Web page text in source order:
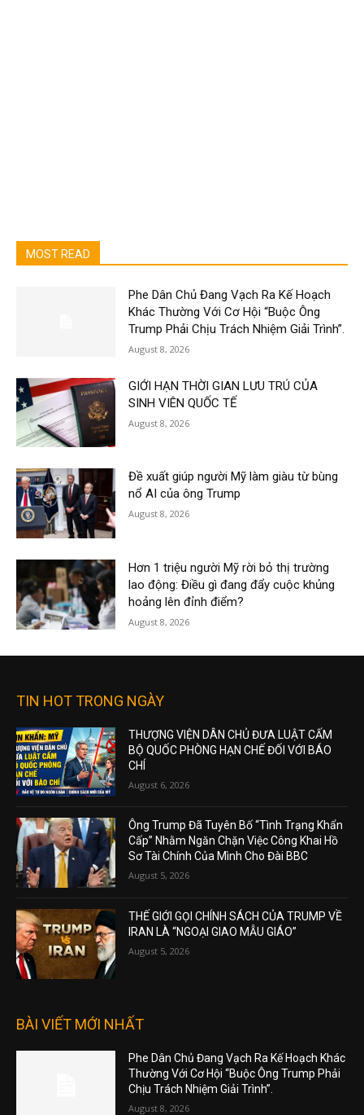
MOST READ
Phe Dân Chủ Đang Vạch Ra Kế Hoạch
Khác Thường Với Cơ Hội “Buộc Ông
Trump Phải Chịu Trách Nhiệm Giải Trình”.
August 8, 2026
GIỚI HẠN THỜI GIAN LƯU TRÚ CỦA
SINH VIÊN QUỐC TẾ
August 8, 2026
Đề xuất giúp người Mỹ làm giàu từ bùng
nổ AI của ông Trump
August 8, 2026
Hơn 1 triệu người Mỹ rời bỏ thị trường
lao động: Điều gì đang đẩy cuộc khủng
hoảng lên đỉnh điểm?
August 8, 2026
TIN HOT TRONG NGÀY
THƯỢNG VIỆN DÂN CHỦ ĐƯA LUẬT CẤM
BỘ QUỐC PHÒNG HẠN CHẾ ĐỐI VỚI BÁO
CHÍ
August 6, 2026
Ông Trump Đã Tuyên Bố “Tình Trạng Khẩn
Cấp” Nhằm Ngăn Chặn Việc Công Khai Hồ
Sơ Tài Chính Của Mình Cho Đài BBC
August 5, 2026
THẾ GIỚI GỌI CHÍNH SÁCH CỦA TRUMP VỀ
IRAN LÀ “NGOẠI GIAO MẪU GIÁO”
August 5, 2026
BÀI VIẾT MỚI NHẤT
Phe Dân Chủ Đang Vạch Ra Kế Hoạch Khác
Thường Với Cơ Hội “Buộc Ông Trump Phải
Chịu Trách Nhiệm Giải Trình”.
August 8, 2026